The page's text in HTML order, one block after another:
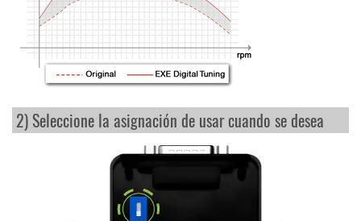
2) Seleccione la asignación de usar cuando se desea